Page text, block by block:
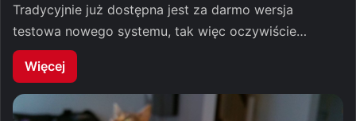
Tradycyjnie już dostępna jest za darmo wersja
testowa nowego systemu, tak więc oczywiście…
Więcej